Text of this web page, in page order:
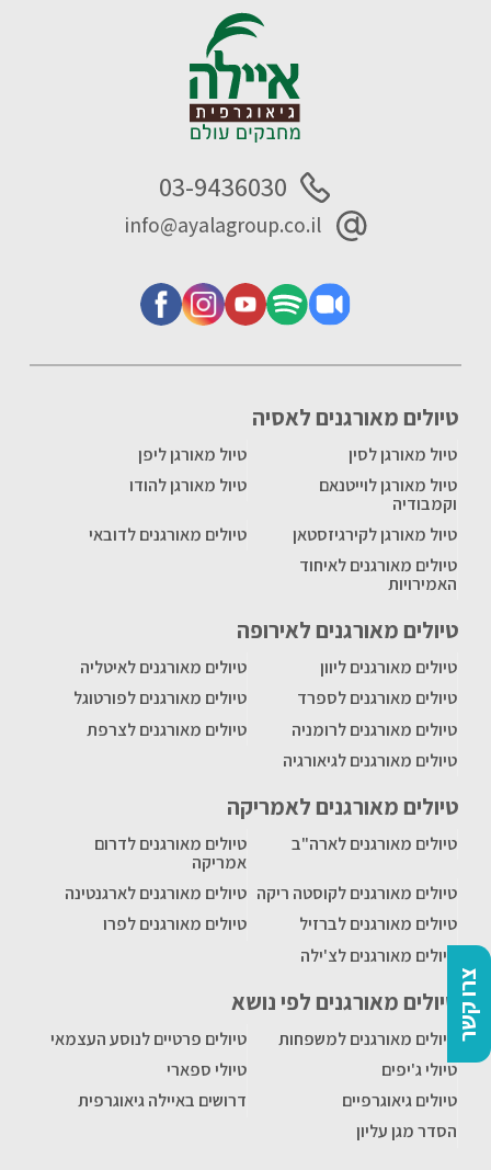
צרו קשר
טיולים מאורגנים לאסיה
טיול מאורגן לסין
טיול מאורגן ליפן
טיול מאורגן לוייטנאם
וקמבודיה
טיול מאורגן להודו
טיול מאורגן לקירגיזסטאן
טיולים מאורגנים לדובאי
טיולים מאורגנים לאיחוד
האמירויות
טיולים מאורגנים לאירופה
טיולים מאורגנים ליוון
טיולים מאורגנים לאיטליה
טיולים מאורגנים לספרד
טיולים מאורגנים לפורטוגל
טיולים מאורגנים לרומניה
טיולים מאורגנים לצרפת
טיולים מאורגנים לגיאורגיה
טיולים מאורגנים לאמריקה
טיולים מאורגנים לארה"ב
טיולים מאורגנים לדרום
אמריקה
טיולים מאורגנים לקוסטה ריקה טיולים מאורגנים לארגנטינה
טיולים מאורגנים לברזיל
טיולים מאורגנים לפרו
טיולים מאורגנים לצ'ילה
טיולים מאורגנים לפי נושא
טיולים מאורגנים למשפחות
טיולים פרטיים לנוסע העצמאי
טיולי ג'יפים
טיולי ספארי
טיולים גיאוגרפיים
דרושים באיילה גיאוגרפית
הסדר מגן עליון
03-9436030
info@ayalagroup.co.il